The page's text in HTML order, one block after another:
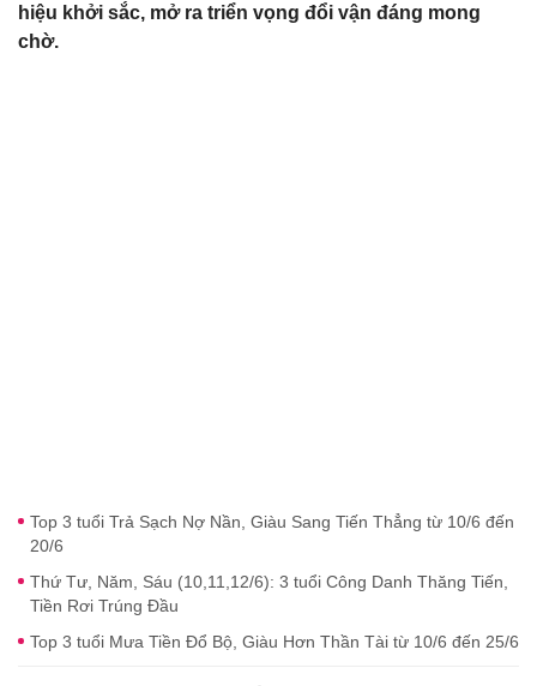
hiệu khởi sắc, mở ra triển vọng đổi vận đáng mong
chờ.
Top 3 tuổi Trả Sạch Nợ Nần, Giàu Sang Tiến Thẳng từ 10/6 đến
20/6
Thứ Tư, Năm, Sáu (10,11,12/6): 3 tuổi Công Danh Thăng Tiến,
Tiền Rơi Trúng Đầu
Top 3 tuổi Mưa Tiền Đổ Bộ, Giàu Hơn Thần Tài từ 10/6 đến 25/6